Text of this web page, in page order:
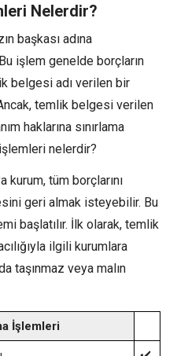
Nelerdir?
başkası adına
işlem genelde borçların
belgesi adı verilen bir
temlik belgesi verilen
haklarına sınırlama
nelerdir?
tüm borçlarını
geri almak isteyebilir. Bu
başlatılır. İlk olarak, temlik
ilgili kurumlara
taşınmaz veya malın
İşlemleri